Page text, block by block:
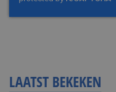
LAATST BEKEKEN